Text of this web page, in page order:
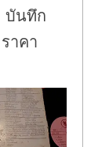
บันทึก
าคา